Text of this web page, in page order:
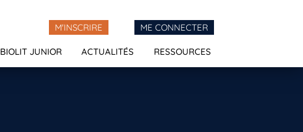
M'INSCRIRE ME CONNECTER
BIOLIT JUNIOR ACTUALITÉS RESSOURCES